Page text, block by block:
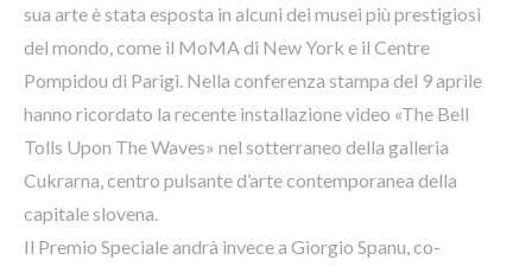
sua arte è stata esposta in alcuni dei musei più prestigiosi
del mondo, come il MoMA di New York e il Centre
Pompidou di Parigi. Nella conferenza stampa del 9 aprile
hanno ricordato la recente installazione video «The Bell
Tolls Upon The Waves» nel sotterraneo della galleria
Cukrarna, centro pulsante d’arte contemporanea della
capitale slovena.
Il Premio Speciale andrà invece a Giorgio Spanu, co-